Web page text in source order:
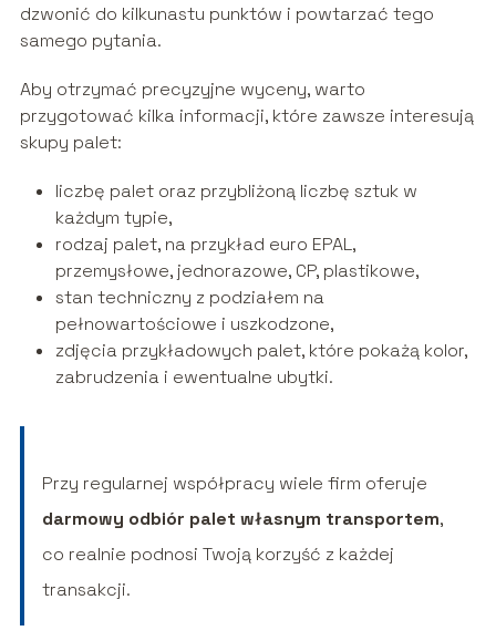
dzwonić do kilkunastu punktów i powtarzać tego
samego pytania.
Aby otrzymać precyzyjne wyceny, warto
przygotować kilka informacji, które zawsze interesują
skupy palet:
liczbę palet oraz przybliżoną liczbę sztuk w
każdym typie,
rodzaj palet, na przykład euro EPAL,
przemysłowe, jednorazowe, CP, plastikowe,
stan techniczny z podziałem na
pełnowartościowe i uszkodzone,
zdjęcia przykładowych palet, które pokażą kolor,
zabrudzenia i ewentualne ubytki.
Przy regularnej współpracy wiele firm oferuje
darmowy odbiór palet własnym transportem,
co realnie podnosi Twoją korzyść z każdej
transakcji.